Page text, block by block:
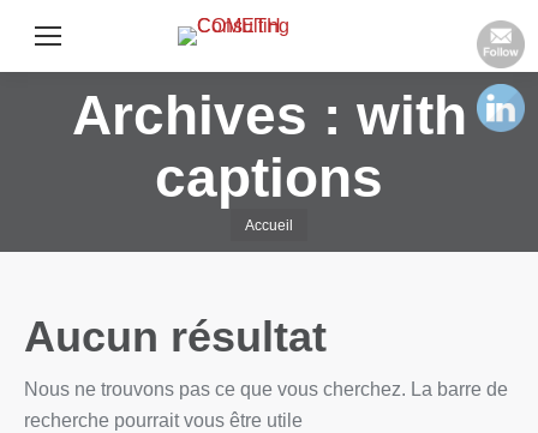
Archives : with
captions
Vous êtes ici :
Accueil
Aucun résultat
Nous ne trouvons pas ce que vous cherchez. La barre de
recherche pourrait vous être utile